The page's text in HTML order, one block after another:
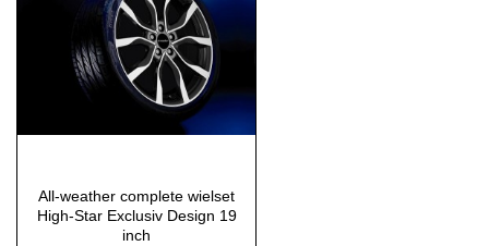
All-weather complete wielset
High-Star Exclusiv Design 19
inch